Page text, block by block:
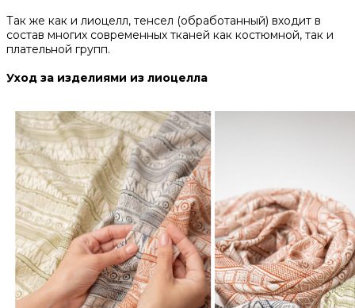
Так же как и лиоцелл, тенсел (обработанный) входит в
состав многих современных тканей как костюмной, так и
плательной групп.
Уход за изделиями из лиоцелла